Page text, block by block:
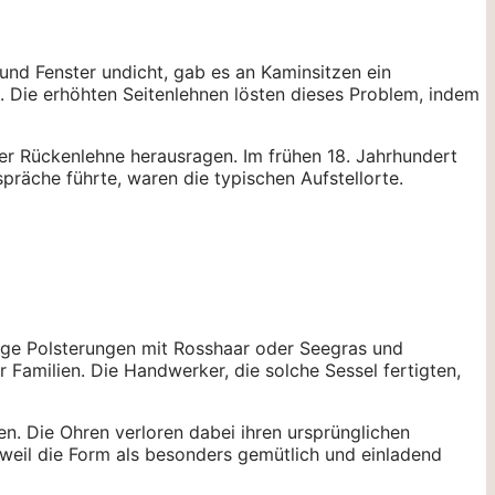
Fenster undicht, gab es an Kaminsitzen ein
erhöhten Seitenlehnen lösten dieses Problem, indem
Rückenlehne herausragen. Im frühen 18. Jahrhundert
führte, waren die typischen Aufstellorte.
Polsterungen mit Rosshaar oder Seegras und
Die Handwerker, die solche Sessel fertigten,
Die Ohren verloren dabei ihren ursprünglichen
die Form als besonders gemütlich und einladend